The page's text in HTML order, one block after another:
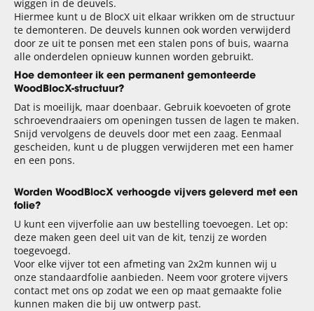
wiggen in de deuvels.
Hiermee kunt u de BlocX uit elkaar wrikken om de structuur
te demonteren. De deuvels kunnen ook worden verwijderd
door ze uit te ponsen met een stalen pons of buis, waarna
alle onderdelen opnieuw kunnen worden gebruikt.
Hoe demonteer ik een permanent gemonteerde
WoodBlocX-structuur?
Dat is moeilijk, maar doenbaar. Gebruik koevoeten of grote
schroevendraaiers om openingen tussen de lagen te maken.
Snijd vervolgens de deuvels door met een zaag. Eenmaal
gescheiden, kunt u de pluggen verwijderen met een hamer
en een pons.
Worden WoodBlocX verhoogde vijvers geleverd met een
folie?
U kunt een vijverfolie aan uw bestelling toevoegen. Let op:
deze maken geen deel uit van de kit, tenzij ze worden
toegevoegd.
Voor elke vijver tot een afmeting van 2x2m kunnen wij u
onze standaardfolie aanbieden. Neem voor grotere vijvers
contact met ons op zodat we een op maat gemaakte folie
kunnen maken die bij uw ontwerp past.